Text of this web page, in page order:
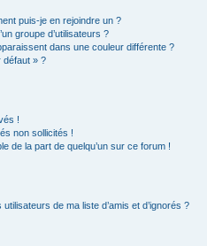
puis-je en rejoindre un ?
groupe d’utilisateurs ?
dans une couleur différente ?
défaut » ?
!
non sollicités !
de la part de quelqu’un sur ce forum !
de ma liste d’amis et d’ignorés ?